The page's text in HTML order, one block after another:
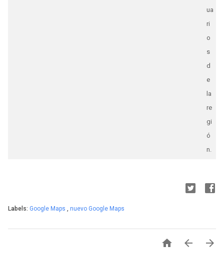
ua
ri
o
s
d
e
la
re
gi
ó
n.
Labels: Google Maps , nuevo Google Maps
  